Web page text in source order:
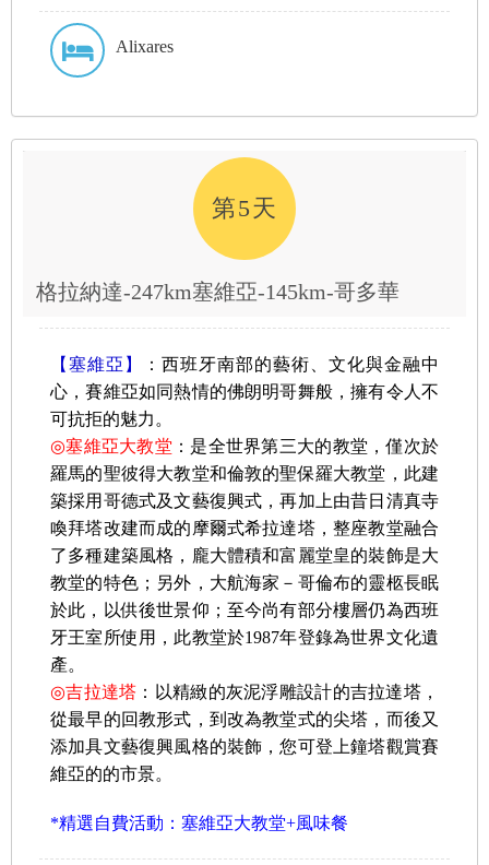
Alixares
第5天
格拉納達-247km塞維亞-145km-哥多華
【塞維亞】
：西班牙南部的藝術、文化與金融中
心，賽維亞如同熱情的佛朗明哥舞般，擁有令人不
可抗拒的魅力。
◎塞維亞大教堂 ：是全世界第三大的教堂，僅次於
羅馬的聖彼得大教堂和倫敦的聖保羅大教堂，此建
築採用哥德式及文藝復興式，再加上由昔日清真寺
喚拜塔改建而成的摩爾式希拉達塔，整座教堂融合
了多種建築風格，龐大體積和富麗堂皇的裝飾是大
教堂的特色；另外，大航海家－哥倫布的靈柩長眠
於此，以供後世景仰；至今尚有部分樓層仍為西班
牙王室所使用，此教堂於1987年登錄為世界文化遺
產。
◎吉拉達塔 ：以精緻的灰泥浮雕設計的吉拉達塔，
從最早的回教形式，到改為教堂式的尖塔，而後又
添加具文藝復興風格的裝飾，您可登上鐘塔觀賞賽
維亞的的市景。
*精選自費活動：塞維亞大教堂+風味餐